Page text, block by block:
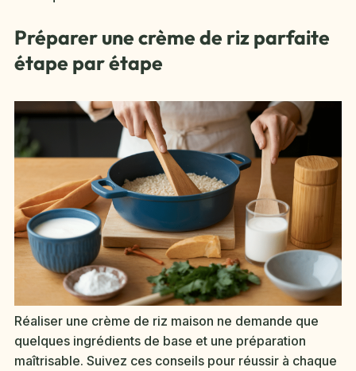
Préparer une crème de riz parfaite
étape par étape
Réaliser une crème de riz maison ne demande que
quelques ingrédients de base et une préparation
maîtrisable. Suivez ces conseils pour réussir à chaque